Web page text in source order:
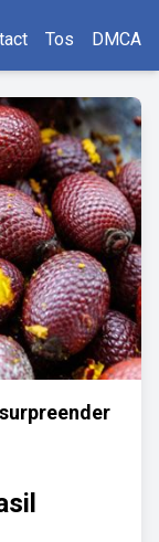
Tos DMCA